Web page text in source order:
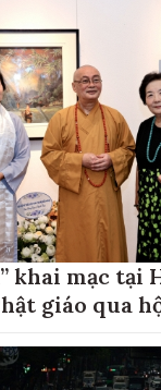
khai mạc tại
giáo qua